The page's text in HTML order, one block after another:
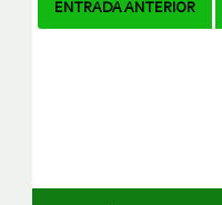
Navegador
ENTRADA ANTERIOR